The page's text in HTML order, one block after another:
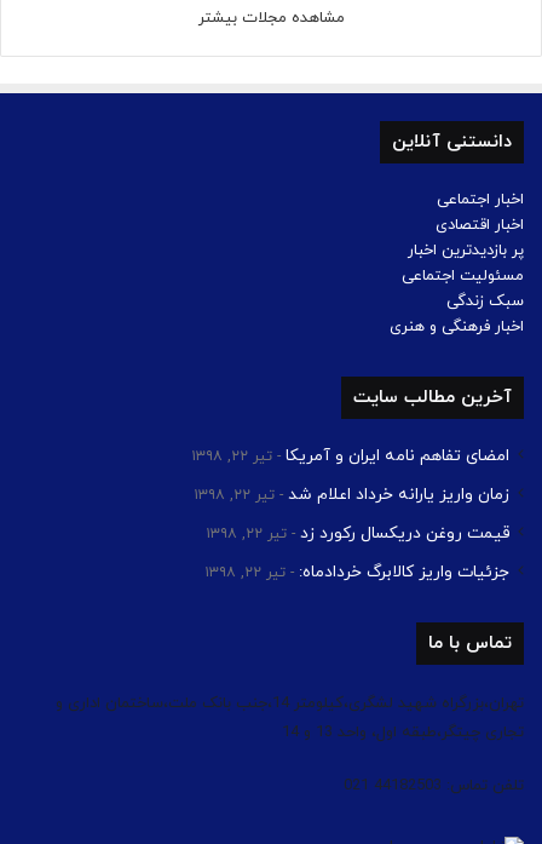
مشاهده مجلات بیشتر
دانستنی آنلاین
اخبار اجتماعی
اخبار اقتصادی
پر بازدیدترین اخبار
مسئولیت اجتماعی
سبک زندگی
اخبار فرهنگی و هنری
آخرین مطالب سایت
امضای تفاهم نامه ایران و آمریکا تیر ۲۲, ۱۳۹۸
زمان واریز یارانه خرداد اعلام شد تیر ۲۲, ۱۳۹۸
قیمت روغن دریکسال رکورد زد تیر ۲۲, ۱۳۹۸
جزئیات واریز کالابرگ خردادماه: تیر ۲۲, ۱۳۹۸
تماس با ما
تهران،بزرگراه شهید لشگری،کیلومتر 14،جنب بانک ملت،ساختمان اداری و
تجاری چیتگر،طبقه اول، واحد 13 و 14
تلفن تماس: 44182503 021